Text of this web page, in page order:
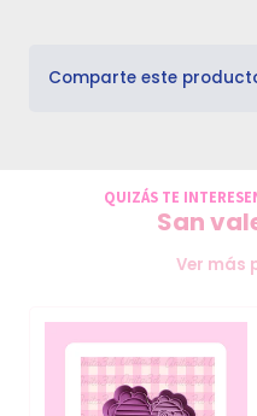
Comparte este
QUIZÁS TE
San
Ver más